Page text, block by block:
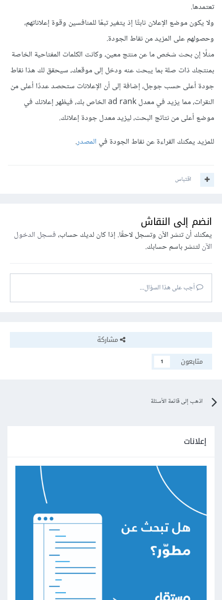
تعتمدها.
ولا يكون موضع الإعلان ثابتًا إذ يتغير تبعًا للمنافسين وقوة إعلاناتهم،
وحصولهم على المزيد من نقاط الجودة.
مثلًا إن بحث شخص ما عن منتج معين، وكانت الكلمات المفتاحية الخاصة
بمنتجك ذات صلة بما يبحث عنه ودخل إلى موقعك، سيحقق لك هذا نقاط
جودة أعلى حسب جوجل، إضافة إلى أن الإعلانات ستحصد عددًا أعلى من
النقرات، مما يزيد في معدل ad rank الخاص بك، فيظهر إعلانك في
موضع أعلى من نتائج البحث، ليزيد معدل جودة إعلانك.
للمزيد يمكنك القراءة عن نقاط الجودة في المصدر.
اقتباس
انضم إلى النقاش
يمكنك أن تنشر الآن وتسجل لاحقًا. إذا كان لديك حساب،فسجل الدخول
الآنلتنشر باسم حسابك.
أجب على هذا السؤال...
مشاركة
متابعون
1
اذهب إلى قائمة الأسئلة
إعلانات